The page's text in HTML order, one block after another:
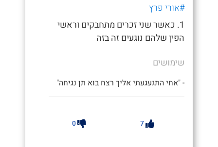
#אורי פרץ
1. כאשר שני זכרים מתחבקים וראשי
הפין שלהם נוגעים זה בזה
שימושים
- "אחי התגעגעתי אליך רצח בוא תן נגיחה"
7
0